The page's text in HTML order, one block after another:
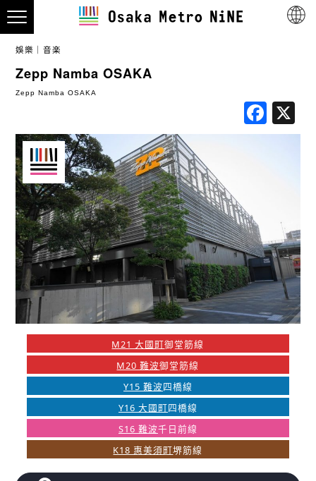
娛樂 音楽
Zepp Namba OSAKA
Zepp Namba OSAKA
M21 大國町御堂筋線
M20 難波御堂筋線
Y15 難波四橋線
Y16 大國町四橋線
S16 難波千日前線
K18 惠美須町堺筋線